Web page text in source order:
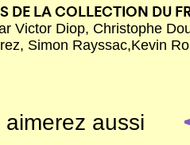
DE LA COLLECTION DU
Victor Diop, Christophe
Simon Rayssac,Kevin
aimerez aussi